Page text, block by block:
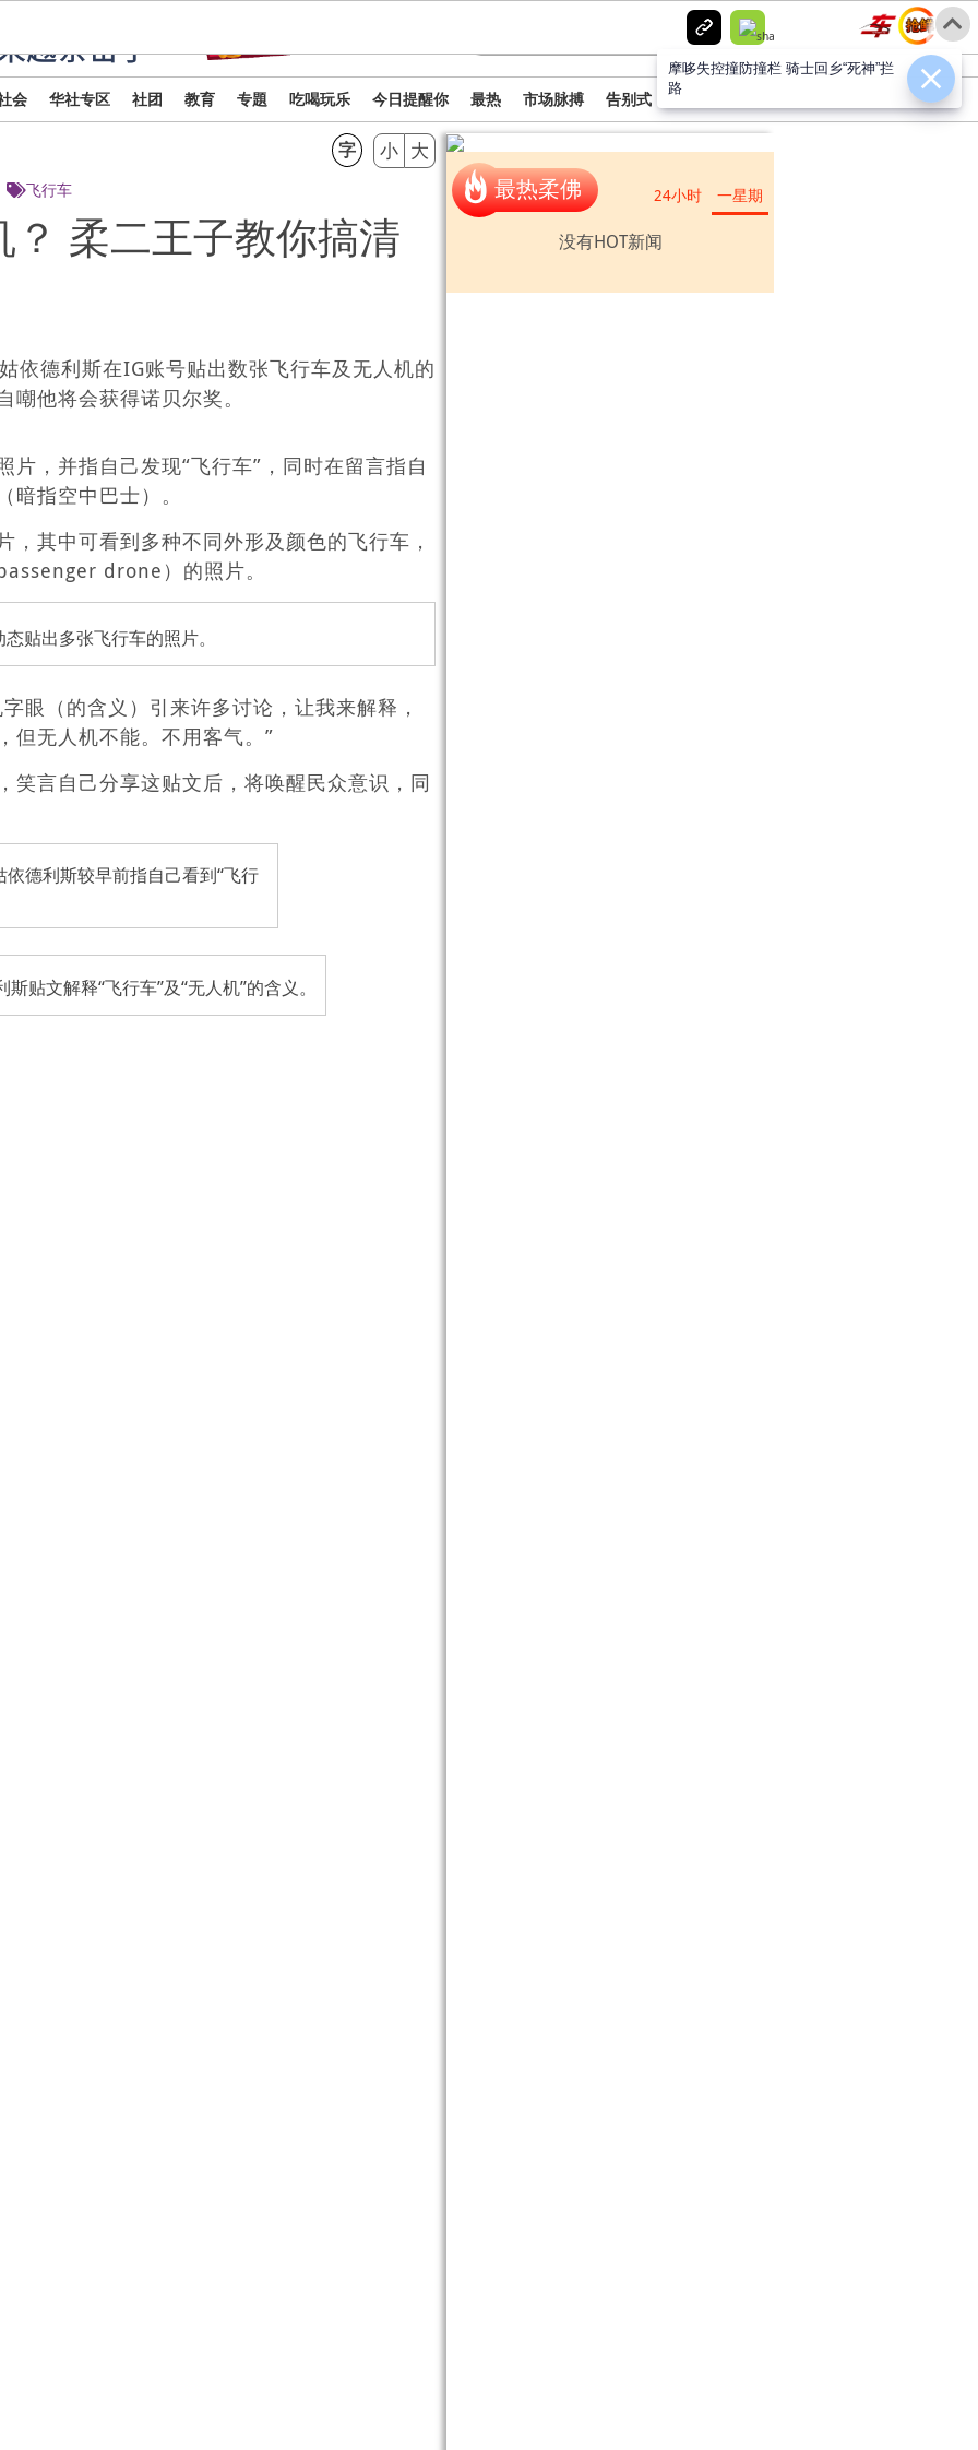
登入
会 华社专区 社团 教育 专題 吃喝玩乐 今日提醒你 最热 市场脉搏 告别式
字 小 大
飞行车
柔二王子教你搞清
依德利斯在IG账号贴出数张飞行车及无人机的
他将会获得诺贝尔奖。
片，并指自己发现“飞行车”，同时在留言指自
暗指空中巴士）。
，其中可看到多种不同外形及颜色的飞行车，
drone）的照片。
贴出多张飞行车的照片。
眼（的含义）引来许多讨论，让我来解释，
但无人机不能。不用客气。”
笑言自己分享这贴文后，将唤醒民众意识，同
德利斯较早前指自己看到“飞行
贴文解释“飞行车”及“无人机”的含义。
最热柔佛 24小时 一星期
没有HOT新闻
摩哆失控撞防撞栏 骑士回乡“死神”拦
路